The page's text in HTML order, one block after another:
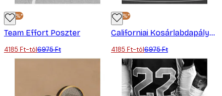
-40%*
Team Effort Poszter
4185 Ft-tól6975 Ft
-40%*
Californiai Kosárlabdapálya Poszter
4185 Ft-tól6975 Ft